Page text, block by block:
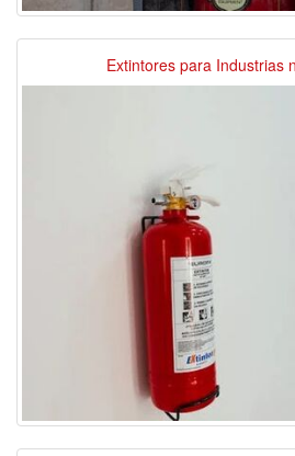
Extintores para Industrias